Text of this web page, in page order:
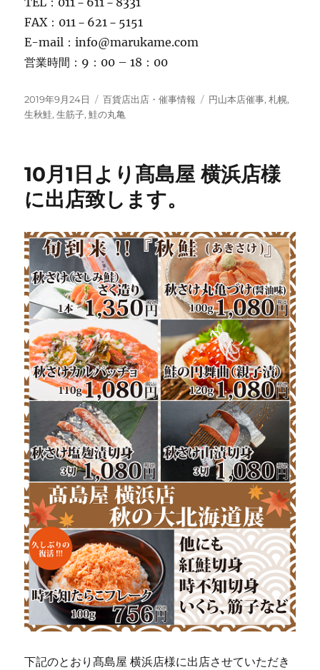
FAX：011－621－5151
E-mail：info@marukame.com
営業時間：9：00 – 18：00
投
稿
2019年9月24日
カ
テ
百貨店出店・催事情報
タ
円山本店催事,札幌,
生秋鮭,生筋子,鮭の丸亀
10月1日より髙島屋 横浜店様
に出店致します。
下記のとおり髙島屋 横浜店様に出店させていただき